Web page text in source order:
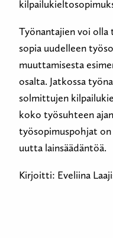
Työnantajien voi olla
sopia uudelleen
muuttamisesta
osalta. Jatkossa
solmittujen
koko työsuhteen
työsopimuspohjat on
uutta lainsäädäntöä.
Kirjoitti: Eveliina